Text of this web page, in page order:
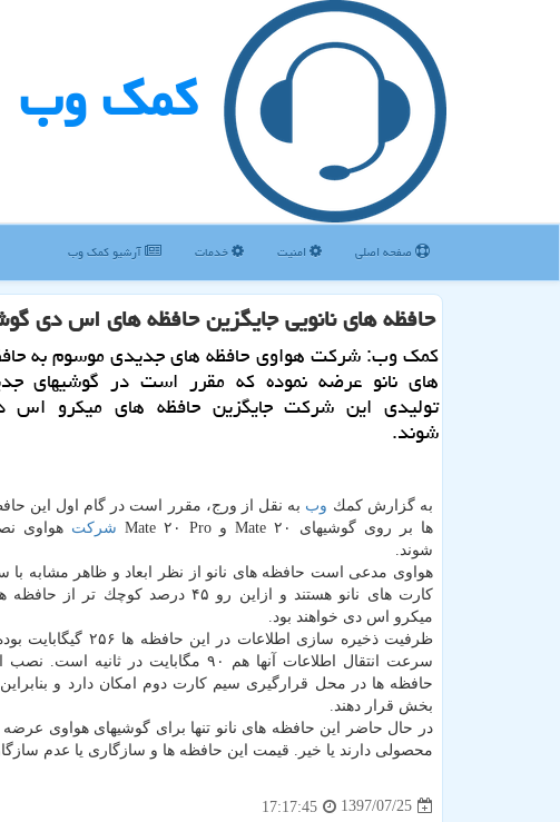
كمك وب
صفحه اصلی امنیت خدمات آرشیو كمك وب
حافظه های نانویی جایگزین حافظه های اس دی
كمك وب: شركت هواوی حافظه های جدیدی موسوم به
های نانو عرضه نموده كه مقرر است در گوشیهای
تولیدی این شركت جایگزین حافظه های میكرو اس
شوند.
به گزارش كمك وب به نقل از ورج، مقرر است در گام اول این
ها بر روی گوشیهای Mate ۲۰ و Mate ۲۰ Pro
شركت هواوی
شوند.
هواوی مدعی است حافظه های نانو از نظر ابعاد و ظاهر مشابه با
كارت های نانو هستند و ازاین رو ۴۵ درصد كوچك تر از
میكرو اس دی خواهند بود.
ظرفیت ذخیره سازی اطلاعات در این حافظه ها ۲۵۶
سرعت انتقال اطلاعات آنها هم ۹۰ مگابایت در ثانیه است.
حافظه ها در محل قرارگیری سیم كارت دوم امكان دارد و
بخش قرار دهند.
در حال حاضر این حافظه های نانو تنها برای گوشیهای هواوی
محصولی دارند یا خیر. قیمت این حافظه ها و سازگاری یا عدم
1397/07/25
17:17:45